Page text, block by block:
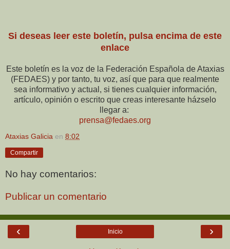
Si deseas leer este boletín, pulsa encima de este
enlace
Este boletín es la voz de la Federación Española de Ataxias
(FEDAES) y por tanto, tu voz, así que para que realmente
sea informativo y actual, si tienes cualquier información,
artículo, opinión o escrito que creas interesante házselo
llegar a:
prensa@fedaes.org
Ataxias Galicia en 8:02
Compartir
No hay comentarios:
Publicar un comentario
‹ ›
Inicio